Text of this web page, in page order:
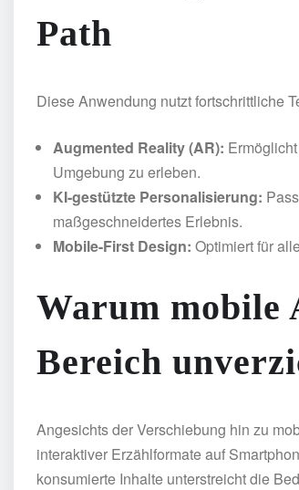
Path
Diese Anwendung nutzt fortschrittliche
Augmented Reality (AR):
Umgebung zu erleben.
KI-gestützte Personalisierung:
maßgeschneidertes Erlebnis.
Mobile-First Design: Optimiert für
Warum mobile
Bereich
Angesichts der Verschiebung hin zu
interaktiver Erzählformate auf
konsumierte Inhalte unterstreicht die